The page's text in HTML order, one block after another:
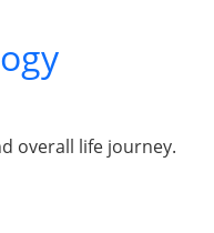
overall life journey.